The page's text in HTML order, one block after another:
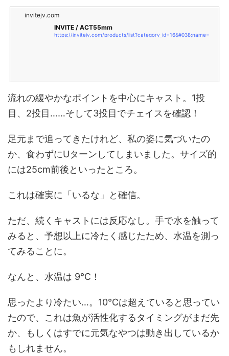
invitejv.com
INVITE / ACT55mm
https://invitejv.com/products/list?category_id=16&#038;name=
流れの緩やかなポイントを中心にキャスト。1投
目、2投目……そして3投目でチェイスを確認！
足元まで追ってきたけれど、私の姿に気づいたの
か、食わずにUターンしてしまいました。サイズ的
には25cm前後といったところ。
これは確実に「いるな」と確信。
ただ、続くキャストには反応なし。手で水を触って
みると、予想以上に冷たく感じたため、水温を測っ
てみることに。
なんと、水温は 9℃！
思ったより冷たい…。10℃は超えていると思ってい
たので、これは魚が活性化するタイミングがまだ先
か、もしくはすでに元気なやつは動き出しているか
もしれません。